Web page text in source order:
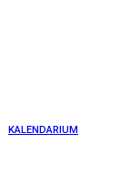
KALENDARIUM